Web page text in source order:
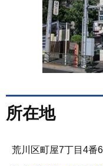
所在地
荒川区町屋7丁目4番